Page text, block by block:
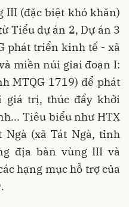
III (đặc biệt khó khăn)
Tiểu dự án 2, Dự án 3
phát triển kinh tế - xã
miền núi giai đoạn I:
MTQG 1719) để phát
giá trị, thúc đẩy khởi
Tiêu biểu như HTX
Ngà (xã Tát Ngà, tỉnh
địa bàn vùng III và
hạng mục hỗ trợ của